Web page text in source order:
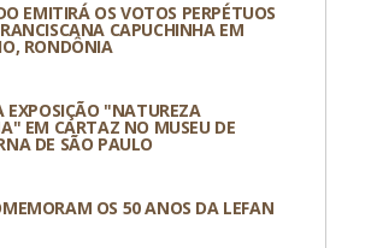
EMITIRÁ OS VOTOS PERPÉTUOS
CAPUCHINHA EM
RONDÔNIA
EXPOSIÇÃO "NATUREZA
EM CARTAZ NO MUSEU DE
DE SÃO PAULO
OS 50 ANOS DA LEFAN